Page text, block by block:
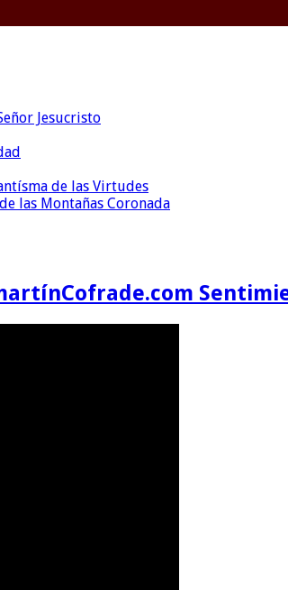
Jesucristo
de las Virtudes
las Montañas Coronada